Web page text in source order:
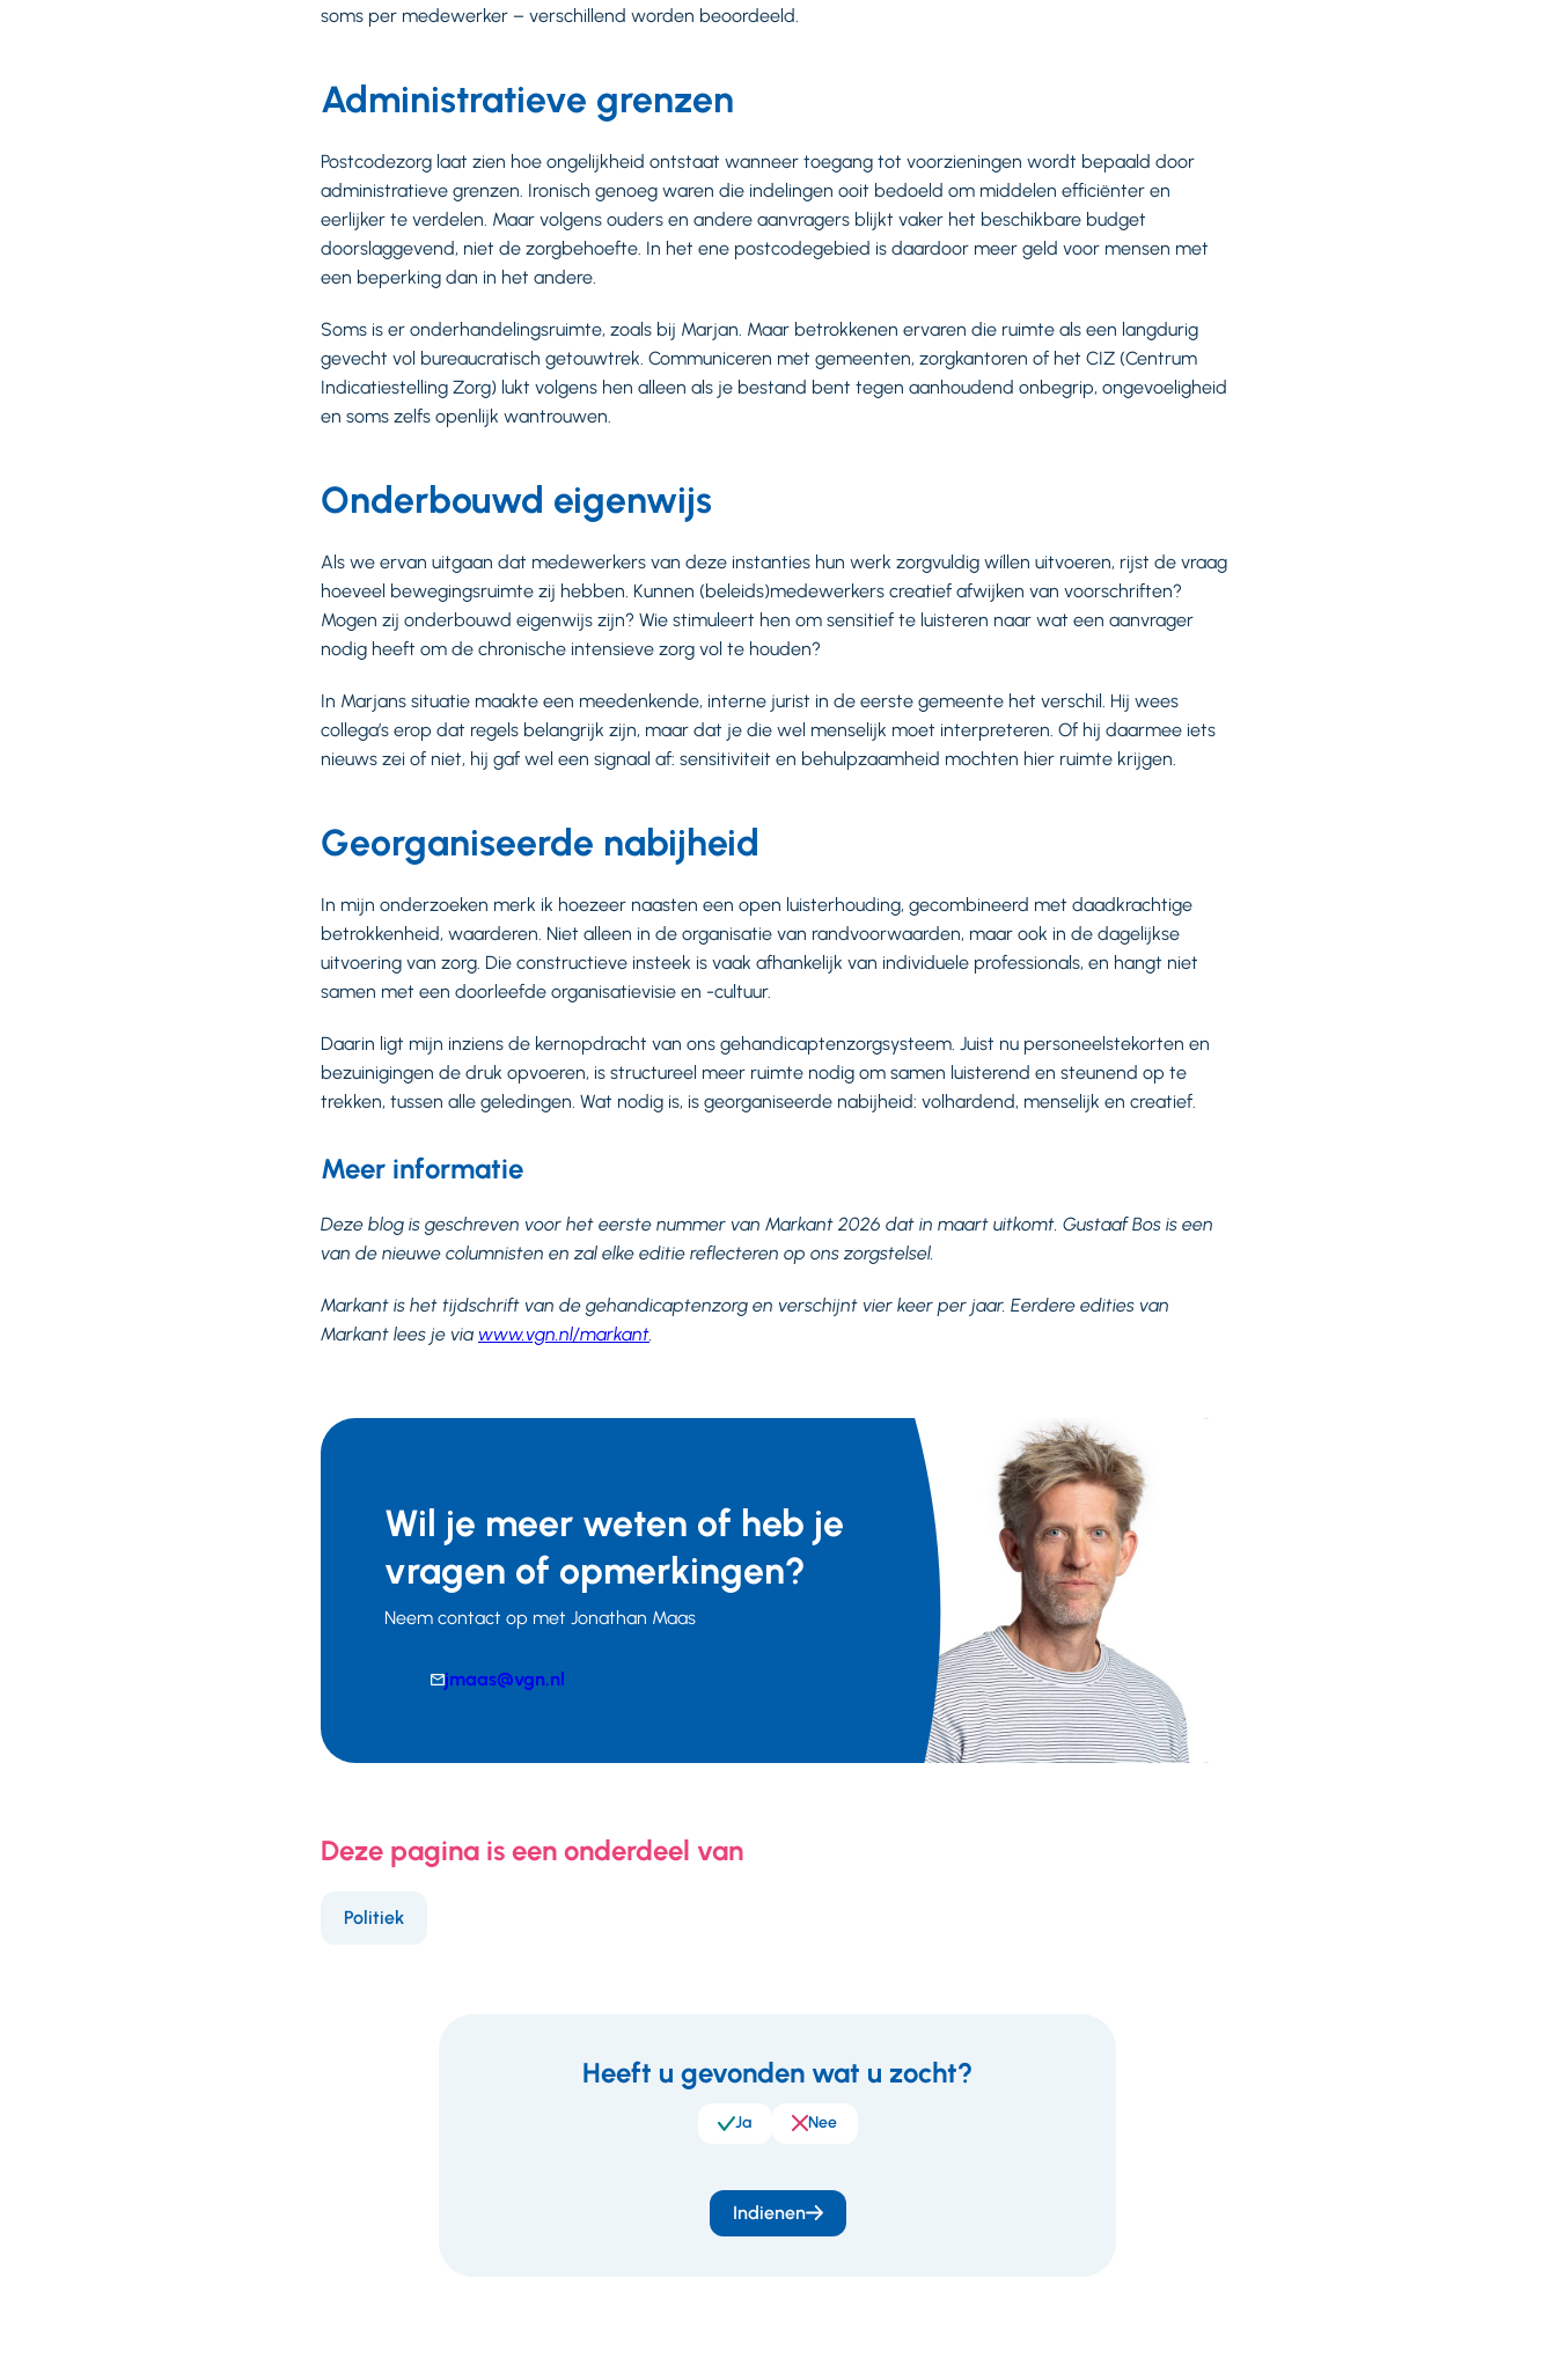
soms per medewerker – verschillend worden beoordeeld.
Administratieve grenzen
Postcodezorg laat zien hoe ongelijkheid ontstaat wanneer toegang tot voorzieningen wordt bepaald door
administratieve grenzen. Ironisch genoeg waren die indelingen ooit bedoeld om middelen efficiënter en
eerlijker te verdelen. Maar volgens ouders en andere aanvragers blijkt vaker het beschikbare budget
doorslaggevend, niet de zorgbehoefte. In het ene postcodegebied is daardoor meer geld voor mensen met
een beperking dan in het andere.
Soms is er onderhandelingsruimte, zoals bij Marjan. Maar betrokkenen ervaren die ruimte als een langdurig
gevecht vol bureaucratisch getouwtrek. Communiceren met gemeenten, zorgkantoren of het CIZ (Centrum
Indicatiestelling Zorg) lukt volgens hen alleen als je bestand bent tegen aanhoudend onbegrip, ongevoeligheid
en soms zelfs openlijk wantrouwen.
Onderbouwd eigenwijs
Als we ervan uitgaan dat medewerkers van deze instanties hun werk zorgvuldig wíllen uitvoeren, rijst de vraag
hoeveel bewegingsruimte zij hebben. Kunnen (beleids)medewerkers creatief afwijken van voorschriften?
Mogen zij onderbouwd eigenwijs zijn? Wie stimuleert hen om sensitief te luisteren naar wat een aanvrager
nodig heeft om de chronische intensieve zorg vol te houden?
In Marjans situatie maakte een meedenkende, interne jurist in de eerste gemeente het verschil. Hij wees
collega’s erop dat regels belangrijk zijn, maar dat je die wel menselijk moet interpreteren. Of hij daarmee iets
nieuws zei of niet, hij gaf wel een signaal af: sensitiviteit en behulpzaamheid mochten hier ruimte krijgen.
Georganiseerde nabijheid
In mijn onderzoeken merk ik hoezeer naasten een open luisterhouding, gecombineerd met daadkrachtige
betrokkenheid, waarderen. Niet alleen in de organisatie van randvoorwaarden, maar ook in de dagelijkse
uitvoering van zorg. Die constructieve insteek is vaak afhankelijk van individuele professionals, en hangt niet
samen met een doorleefde organisatievisie en -cultuur.
Daarin ligt mijn inziens de kernopdracht van ons gehandicaptenzorgsysteem. Juist nu personeelstekorten en
bezuinigingen de druk opvoeren, is structureel meer ruimte nodig om samen luisterend en steunend op te
trekken, tussen alle geledingen. Wat nodig is, is georganiseerde nabijheid: volhardend, menselijk en creatief.
Meer informatie
Deze blog is geschreven voor het eerste nummer van Markant 2026 dat in maart uitkomt. Gustaaf Bos is een
van de nieuwe columnisten en zal elke editie reflecteren op ons zorgstelsel.
Markant is het tijdschrift van de gehandicaptenzorg en verschijnt vier keer per jaar. Eerdere edities van
Markant lees je via www.vgn.nl/markant.
Wil je meer weten of heb je
vragen of opmerkingen?
Neem contact op met Jonathan Maas
jmaas@vgn.nl
Deze pagina is een onderdeel van
Politiek
Heeft u gevonden wat u zocht?
Ja Nee
Indienen